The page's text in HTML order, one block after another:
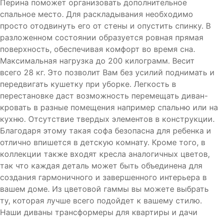
Перина поможет организовать дополнительное
спальное место. Для раскладывания необходимо
просто отодвинуть его от стены и опустить спинку. В
разложенном состоянии образуется ровная прямая
поверхность, обеспечивая комфорт во время сна.
Максимальная нагрузка до 200 килограмм. Весит
всего 28 кг. Это позволит Вам без усилий поднимать и
передвигать кушетку при уборке. Легкость в
перестановке даст возможность перемещать диван-
кровать в разные помещения например спальню или на
кухню. Отсутствие твердых элементов в конструкции.
Благодаря этому такая софа безопасна для ребенка и
отлично впишется в детскую комнату. Кроме того, в
коллекции также входят кресла аналогичных цветов,
так что каждая деталь может быть объединена для
создания гармоничного и завершенного интерьера в
вашем доме. Из цветовой гаммы вы можете выбрать
ту, которая лучше всего подойдет к вашему стилю.
Наши диваны трансформеры для квартиры и дачи